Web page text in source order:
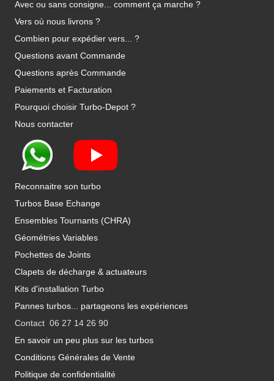
Avec ou sans consigne... comment ça marche ?
Vers où nous livrons ?
Combien pour expédier vers... ?
Questions avant Commande
Questions après Commande
Paiements et Facturation
Pourquoi choisir Turbo-Depot ?
Nous contacter
Reconnaitre son turbo
Turbos Base Echange
Ensembles Tournants (CHRA)
Géométries Variables
Pochettes de Joints
Clapets de décharge & actuateurs
Kits d'installation Turbo
Pannes turbos... partageons les expériences
Contact 06 27 14 26 90
En savoir un peu plus sur les turbos
Conditions Générales de Vente
Politique de confidentialité